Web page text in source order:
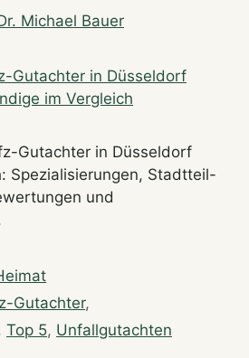
Michael Bauer
Gutachter in Düsseldorf
Spezialisierungen, Stadtteil-
und
Gutachter,
Top 5, Unfallgutachten